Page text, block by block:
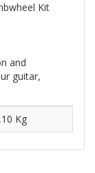
Kit
and
guitar,
Kg